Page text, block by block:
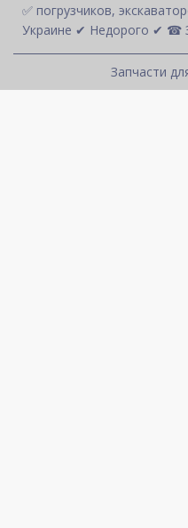
✅ погрузчиков,
Украине ✔ Недорого ✔ ☎
Запчасти